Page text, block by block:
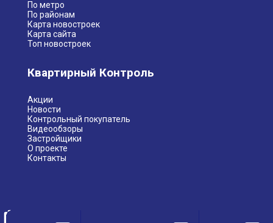
По метро
По районам
Карта новостроек
Карта сайта
Топ новостроек
Квартирный Контроль
Акции
Новости
Контрольный покупатель
Видеообзоры
Застройщики
О проекте
Контакты